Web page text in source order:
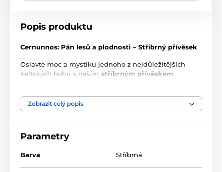
Popis produktu
Cernunnos: Pán lesů a plodnosti – Stříbrný přívěsek
Oslavte moc a mystiku jednoho z nejdůležitějších
keltských bohů s naším stříbrným přívěskem
keltské mytologii bohem plodnosti, života, zvířat,
bohatství a podsvětí. Je to Bůh s rohy, který
Zobrazit celý popis
Parametry
Barva Stříbrná